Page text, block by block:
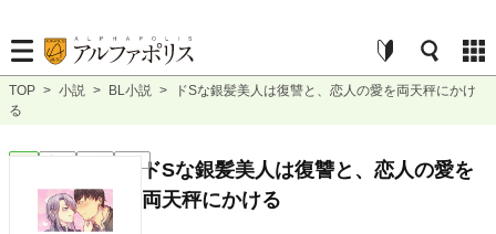
TOP > 小説 > BL小説 >
ドSな銀髪美人は復讐と、恋人の愛を両天秤にかけ
る
ドSな銀髪美人は復讐と、恋人の愛を
両天秤にかける